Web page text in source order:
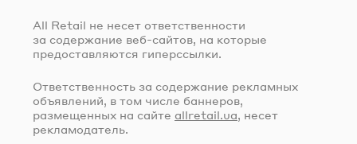
All Retail не несет ответственности
за содержание веб-сайтов, на которые
предоставляются гиперссылки.
Ответственность за содержание рекламных
объявлений, в том числе баннеров,
размещенных на сайте allretail.ua, несет
рекламодатель.